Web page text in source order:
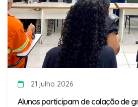
21 julho 2026
Alunos participam de colação de